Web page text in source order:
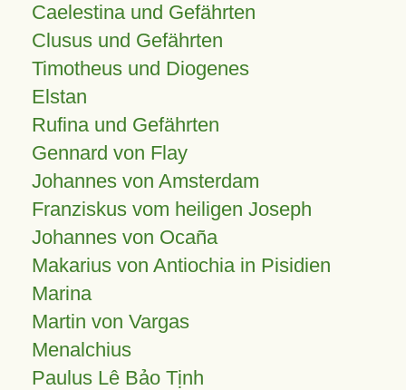
Caelestina und Gefährten
Clusus und Gefährten
Timotheus und Diogenes
Elstan
Rufina und Gefährten
Gennard von Flay
Johannes von Amsterdam
Franziskus vom heiligen Joseph
Johannes von Ocaña
Makarius von Antiochia in Pisidien
Marina
Martin von Vargas
Menalchius
Paulus Lê Bảo Tịnh